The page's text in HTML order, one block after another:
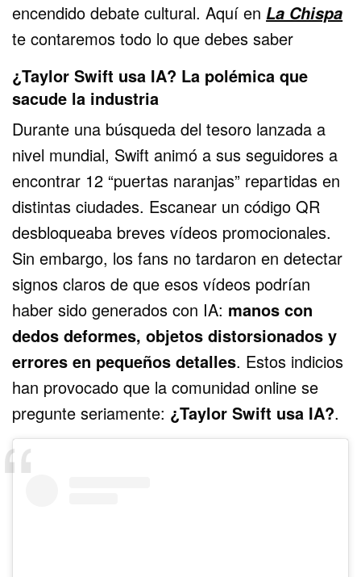
encendido debate cultural. Aquí enLa Chispa
te contaremos todo lo que debes saber
¿Taylor Swift usa IA? La polémica que
sacude la industria
Durante una búsqueda del tesoro lanzada a
nivel mundial, Swift animó a sus seguidores a
encontrar 12 “puertas naranjas” repartidas en
distintas ciudades. Escanear un código QR
desbloqueaba breves vídeos promocionales.
Sin embargo, los fans no tardaron en detectar
signos claros de que esos vídeos podrían
haber sido generados con IA: manos con
dedos deformes, objetos distorsionados y
errores en pequeños detalles. Estos indicios
han provocado que la comunidad online se
pregunte seriamente: ¿Taylor Swift usa IA?.